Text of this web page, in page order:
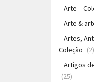
Arte –
Arte &
Artes,
Coleção (2)
Artigos
(25)